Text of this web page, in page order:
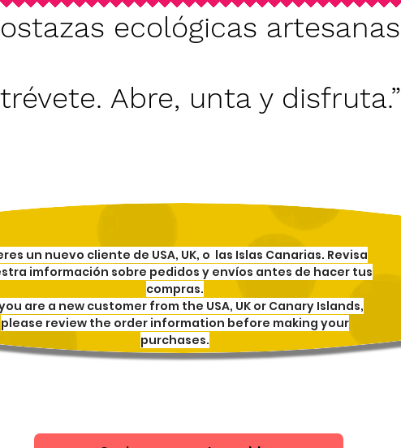
ecológicas artesanas
Abre, unta y disfruta.”
un nuevo cliente de USA, UK, o las Islas Canarias. Revisa
imformación sobre pedidos y envíos antes de hacer tus
compras.
are a new customer from the USA, UK or Canary Islands,
please review the order information before making your
purchases.